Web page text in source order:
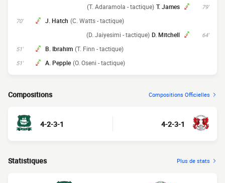
79'
T. James
(T. Adaramola - tactique)
70' J. Hatch (C. Watts - tactique)
64'
D. Mitchell
(D. Jaiyesimi - tactique)
51' B. Ibrahim (T. Finn - tactique)
51' A. Pepple (O. Oseni - tactique)
Compositions Compositions Officielles
4-2-3-1 4-2-3-1
Statistiques Plus de stats